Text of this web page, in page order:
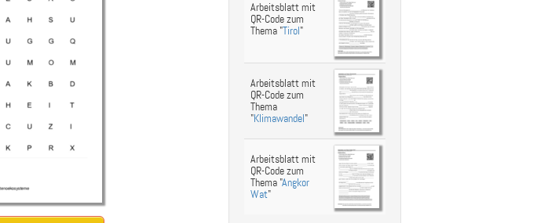
Arbeitsblatt mit
QR-Code zum
Thema "Tirol"
Arbeitsblatt mit
QR-Code zum
Thema
"Klimawandel"
Arbeitsblatt mit
QR-Code zum
Thema "Angkor
Wat"